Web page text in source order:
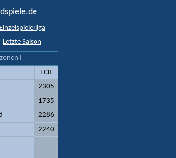
Einzelspielerliga
Letzte Saison
I
FCR
2305
1735
2286
2240